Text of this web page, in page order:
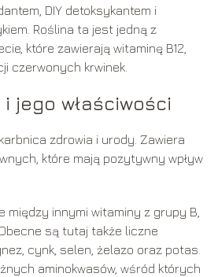
DIY detoksykantem i
Roślina ta jest jedną z
które zawierają witaminę B12,
czerwonych krwinek.
jego właściwości
zdrowia i urody. Zawiera
które mają pozytywny wpływ
między innymi witaminy z grupy B,
są tutaj także liczne
cynk, selen, żelazo oraz potas.
aminokwasów, wśród których